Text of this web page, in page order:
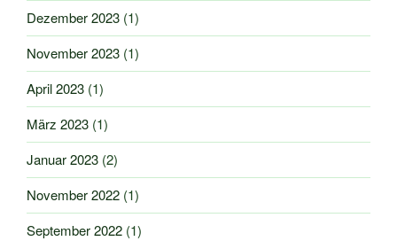
Dezember 2023 (1)
November 2023 (1)
April 2023 (1)
März 2023 (1)
Januar 2023 (2)
November 2022 (1)
September 2022 (1)